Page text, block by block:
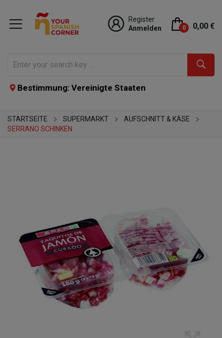
Register
Anmelden
0 0,00 €
Bestimmung: Vereinigte Staaten
STARTSEITE SUPERMARKT
AUFSCHNITT & KÄSE
SERRANO SCHINKEN